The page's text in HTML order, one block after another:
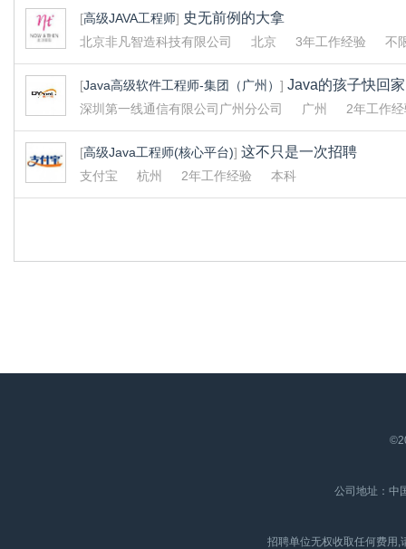
[高级JAVA工程师] 史无前例的大拿
北京非凡智造科技有限公司 北京 3年工作经验 不
[Java高级软件工程师-集团（广州） ] Java的孩子快回家
深圳第一线通信有限公司广州分公司 广州 2年工作
[高级Java工程师(核心平台)] 这不只是一次招聘
支付宝 杭州 2年工作经验 本科
公司地址：中
招聘单位无权收取任何费用,